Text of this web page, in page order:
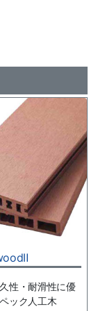
性・耐滑性に優
ック人工木